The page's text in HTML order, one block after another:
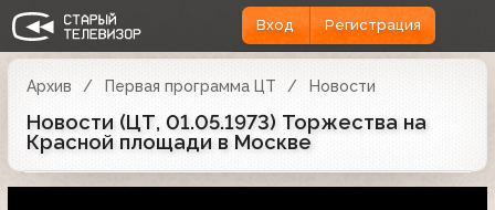
Вход Регистрация
Архив Первая программа ЦТ Новости
Новости (ЦТ, 01.05.1973) Торжества на
Красной площади в Москве